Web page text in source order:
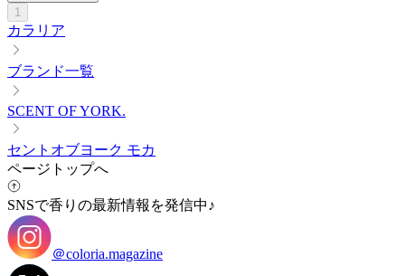
1
カラリア
ブランド一覧
SCENT OF YORK.
セントオブヨーク モカ
ページトップへ
SNSで香りの最新情報を発信中♪
＠coloria.magazine